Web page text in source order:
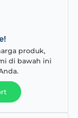
produk,
di bawah ini